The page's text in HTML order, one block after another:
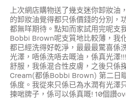
上次網店購物送了幾支迷你卸妝油
的卸妝油覺得都只係價錢的分別，
都無咩期待。點知而家試用完呢支
Bobbi Brown呢支質地比較薄，我
都已經洗得好乾淨，最最最驚喜係
光澤，唔係洗唔去嘅油，係真光澤
舒服，我係混合性皮膚，之後只係
Cream(都係Bobbi Brown) 第二日
係度。我從來只係已為水潤有光澤
揀啱牌子，係可以係真嘅! 10個讚